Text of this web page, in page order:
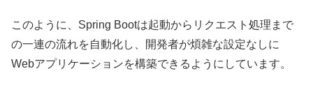
このように、Spring Bootは起動からリクエスト処理まで
の一連の流れを自動化し、開発者が煩雑な設定なしに
Webアプリケーションを構築できるようにしています。